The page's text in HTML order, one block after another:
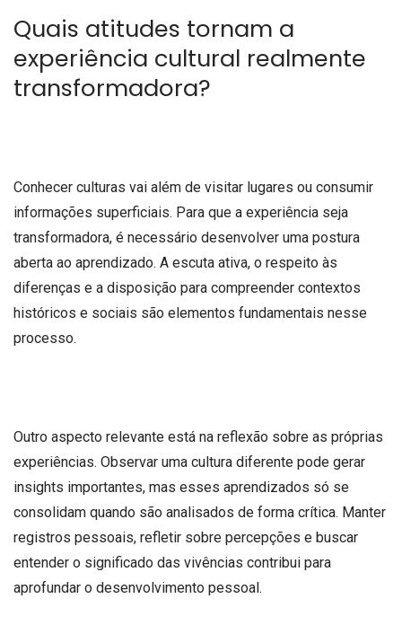
Quais atitudes tornam a
experiência cultural realmente
transformadora?
Conhecer culturas vai além de visitar lugares ou consumir
informações superficiais. Para que a experiência seja
transformadora, é necessário desenvolver uma postura
aberta ao aprendizado. A escuta ativa, o respeito às
diferenças e a disposição para compreender contextos
históricos e sociais são elementos fundamentais nesse
processo.
Outro aspecto relevante está na reflexão sobre as próprias
experiências. Observar uma cultura diferente pode gerar
insights importantes, mas esses aprendizados só se
consolidam quando são analisados de forma crítica. Manter
registros pessoais, refletir sobre percepções e buscar
entender o significado das vivências contribui para
aprofundar o desenvolvimento pessoal.